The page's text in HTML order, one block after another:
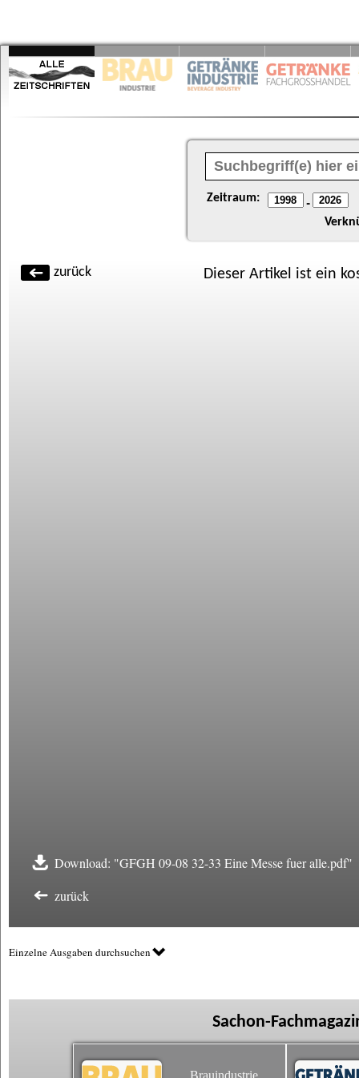
Zeitraum: -
zurück Dieser Artikel ist ein
Download: "GFGH 09-08 32-33 Eine Messe fuer alle.pdf"
zurück
Einzelne Ausgaben durchsuchen
Sachon-
Brauindustrie